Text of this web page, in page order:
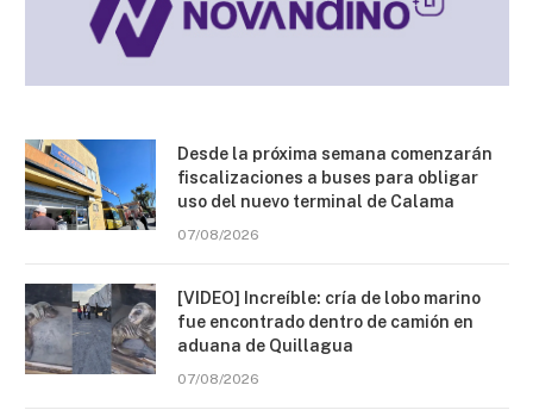
Desde la próxima semana comenzarán
fiscalizaciones a buses para obligar
uso del nuevo terminal de Calama
07/08/2026
[VIDEO] Increíble: cría de lobo marino
fue encontrado dentro de camión en
aduana de Quillagua
07/08/2026